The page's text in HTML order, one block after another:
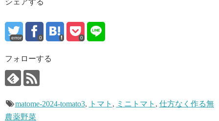
シェアする
error 0 0
フォローする
matome-2024-tomato3, トマト , ミニトマト , 仕方なく作る無
農薬野菜